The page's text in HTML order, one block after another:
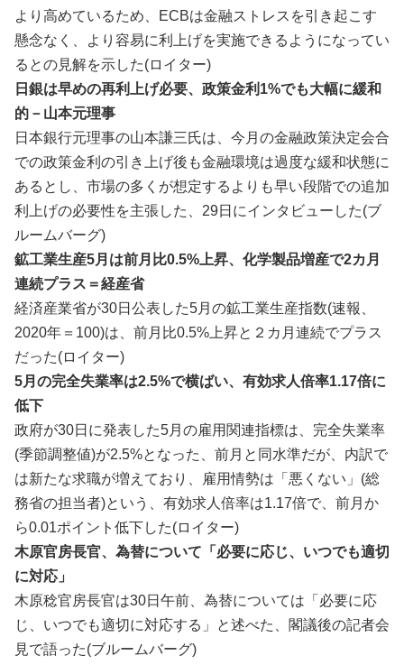
より高めているため、ECBは金融ストレスを引き起こす
懸念⁠なく、より容易に利上げを実施できるようになってい
るとの見解を示した(ロイター)
日銀は早めの再利上げ必要、政策金利1%でも大幅に緩和
的－山本元理事
日本銀行元理事の山本謙三氏は、今月の金融政策決定会合
での政策金利の引き上げ後も金融環境は過度な緩和状態に
あるとし、市場の多くが想定するよりも早い段階での追加
利上げの必要性を主張した、29日にインタビューした(ブ
ルームバーグ)
鉱工業生産5月は前月比0.5%上昇、化学製品増産で2カ月
連続プラス＝経産省
経済産業省が30日公表した5月の鉱工業生産指数(速報、
2020年＝100)は、前月比0.5%上昇と２カ月連続でプラス
だ⁠った(ロイター)
5月の完全失業率は2.5%で横ばい、有効求人倍率1.17倍に
低下
政府が30日に発表した5月の雇用関連指標は、完全失業率
(‌季節調整値)が2.5%となった、前月と同水⁠準だが、内訳で
は新たな求職が増えており、雇用情勢は「悪くない」(総
務省の担当者)という、有効求人倍率は1.17倍で、前月か
ら0.01ポイント‌低下した(ロイター)
木原官房長官、為替について「必要に応じ、いつでも適切
に対応」
木原稔官房長官は30日午前、為替については「必要に応
じ、いつでも適切に対応する」と述べた、閣議後の記者会
見で語った(ブルームバーグ)